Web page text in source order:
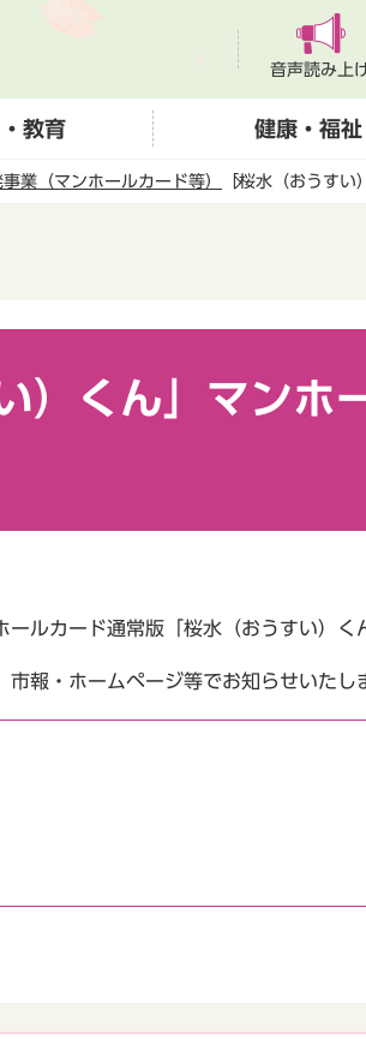
音声読み上
教育 健康・福祉
業（マンホールカード等） 「桜水（おうす
）くん」マンホ
ルカード通常版「桜水（おうすい）く
報・ホームページ等でお知らせいたし